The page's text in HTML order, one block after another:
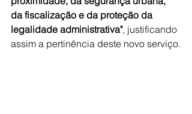
da fiscalização e da proteção da
legalidade administrativa", justificando
assim a pertinência deste novo serviço.